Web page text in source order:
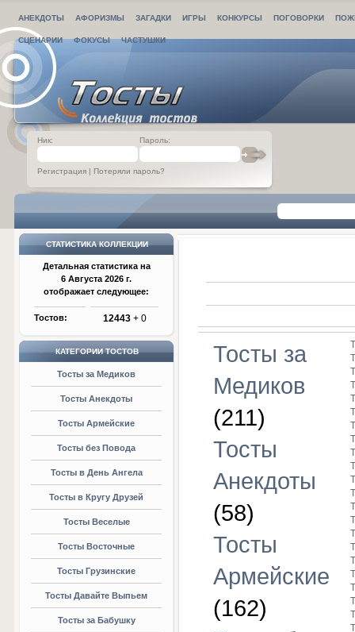
АНЕКДОТЫ АФОРИЗМЫ ЗАГАДКИ ИГРЫ КОНКУРСЫ ПОГОВОРКИ
СЦЕНАРИИ ФОКУСЫ ЧАСТУШКИ
Ник: Пароль:
Регистрация | Потеряли пароль?
СТАТИСТИКА КОЛЛЕКЦИИ
Детальная статистика на
6 Августа 2026 г.
отображает следующее:
Тостов: 12443 + 0
КАТЕГОРИИ ТОСТОВ
Тосты за Медиков
Тосты Анекдоты
Тосты Армейские
Тосты без Повода
Тосты в День Ангела
Тосты в Кругу Друзей
Тосты Веселые
Тосты Восточные
Тосты Грузинские
Тосты Давайте Выпьем
Тосты за Бабушку
Тосты за
Медиков
(211)
Тосты
Анекдоты
(58)
Тосты
Армейские
(162)